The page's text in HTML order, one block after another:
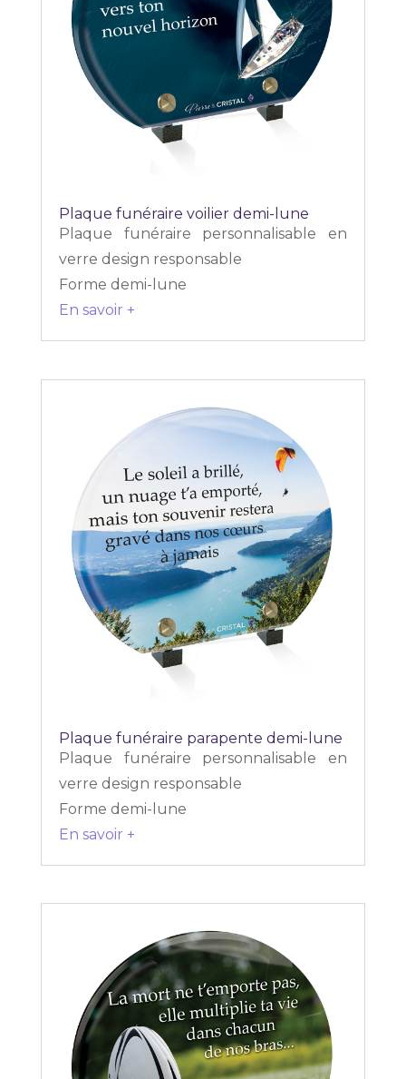
Plaque funéraire voilier demi-lune
Plaque funéraire personnalisable en
verre design responsable
Forme demi-lune
En savoir +
Plaque funéraire parapente demi-lune
Plaque funéraire personnalisable en
verre design responsable
Forme demi-lune
En savoir +